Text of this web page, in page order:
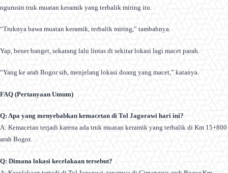
ngurusin truk muatan keramik yang terbalik miring itu.
“Truknya bawa muatan keramik, terbalik miring,” tambahnya.
Yap, bener banget, sekarang lalu lintas di sekitar lokasi lagi macet parah.
“Yang ke arah Bogor sih, menjelang lokasi doang yang macet,” katanya.
FAQ (Pertanyaan Umum)
Q: Apa yang menyebabkan kemacetan di Tol Jagorawi hari ini?
A: Kemacetan terjadi karena ada truk muatan keramik yang terbalik di Km 15+800
arah Bogor.
Q: Dimana lokasi kecelakaan tersebut?